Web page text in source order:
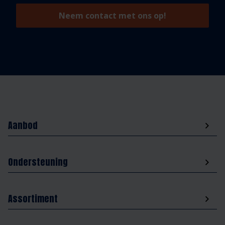
Neem contact met ons op!
Aanbod
Ondersteuning
Assortiment